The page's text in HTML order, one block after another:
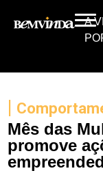
A
|
Mês das
promove